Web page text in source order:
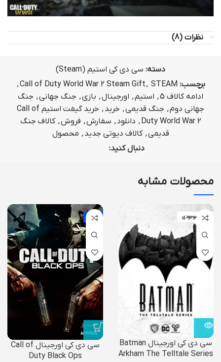
نظرات (8)
دسته: سی دی کی استیم (Steam)
برچسب:
Call of Duty World War 2 Steam Gift, STEAM
,
ادامه کالاف 5
, استیم, اورجینال, بازی, جنگ جهانی, جنگ
جهانی دوم, جنگ قدیمی, خرید,
خرید گیفت استیم Call of
Duty World War 2
, دانلود, سفارش, فروش, کالاف جنگ
قدیمی, کالاف دیوتی جدید, محصول
دنبال کنید:
محصولات مشابه
اتمام موجودی
سی دی کی اورجینال Batman
Arkham The Telltale Series
-2%
سی دی کی اورجینال Call of
Duty Black Ops